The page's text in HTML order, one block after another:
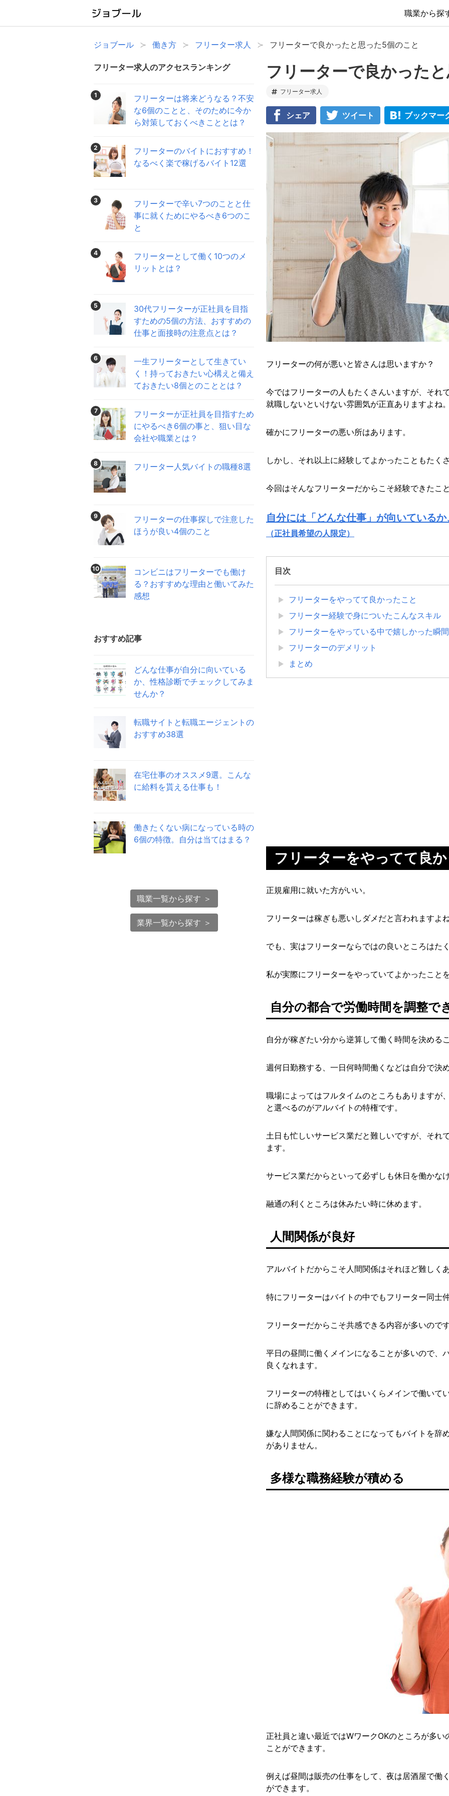
職業から探
ジョブール 働き方 フリーター求人 フリーターで良かったと思った5個のこと
フリーター求人のアクセスランキング
1
フリーターは将来どうなる？不安
な6個のことと、そのために今か
ら対策しておくべきこととは？
2
フリーターのバイトにおすすめ！
なるべく楽で稼げるバイト12選
3
フリーターで辛い7つのことと仕
事に就くためにやるべき6つのこ
と
4
フリーターとして働く10つのメ
リットとは？
5
30代フリーターが正社員を目指
すための5個の方法、おすすめの
仕事と面接時の注意点とは？
6
一生フリーターとして生きてい
く！持っておきたい心構えと備え
ておきたい8個とのこととは？
7
フリーターが正社員を目指すため
にやるべき6個の事と、狙い目な
会社や職業とは？
8 フリーター人気バイトの職種8選
9
フリーターの仕事探しで注意した
ほうが良い4個のこと
10
コンビニはフリーターでも働け
る？おすすめな理由と働いてみた
感想
おすすめ記事
どんな仕事が自分に向いている
か、性格診断でチェックしてみま
せんか？
転職サイトと転職エージェントの
おすすめ38選
在宅仕事のオススメ9選。こんな
に給料を貰える仕事も！
働きたくない病になっている時の
6個の特徴。自分は当てはまる？
職業一覧から探す ＞
業界一覧から探す ＞
フリーターで良かった
フリーター求人
シェア ツイート ブックマー
フリーターの何が悪いと皆さんは思いますか？
今ではフリーターの人もたくさんいますが、それ
就職しないといけない雰囲気が正直ありますよね
確かにフリーターの悪い所はあります。
しかし、それ以上に経験してよかったこともたく
今回はそんなフリーターだからこそ経験できたこ
自分には「どんな仕事」が向いている
（正社員希望の人限定）
目次
フリーターをやってて良かったこと
フリーター経験で身についたこんなスキル
フリーターをやっている中で嬉しかった瞬間
フリーターのデメリット
まとめ
フリーターをやってて良
正規雇用に就いた方がいい。
フリーターは稼ぎも悪いしダメだと言われますよ
でも、実はフリーターならではの良いところはた
私が実際にフリーターをやっていてよかったこと
自分の都合で労働時間を調整で
自分が稼ぎたい分から逆算して働く時間を決める
週何日勤務する、一日何時間働くなどは自分で決
職場によってはフルタイムのところもありますが
と選べるのがアルバイトの特権です。
土日も忙しいサービス業だと難しいですが、それ
ます。
サービス業だからといって必ずしも休日を働かな
融通の利くところは休みたい時に休めます。
人間関係が良好
アルバイトだからこそ人間関係はそれほど難しく
特にフリーターはバイトの中でもフリーター同士
フリーターだからこそ共感できる内容が多いので
平日の昼間に働くメインになることが多いので、
良くなれます。
フリーターの特権としてはいくらメインで働いて
に辞めることができます。
嫌な人間関係に関わることになってもバイトを辞
がありません。
多様な職務経験が積める
正社員と違い最近ではWワークOKのところが多
ことができます。
例えば昼間は販売の仕事をして、夜は居酒屋で働
ができます。